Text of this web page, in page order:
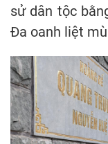
sử dân tộc
Đa oanh liệt